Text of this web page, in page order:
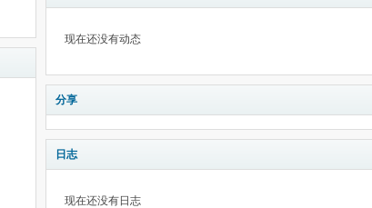
现在还没有动态
分享
日志
现在还没有日志